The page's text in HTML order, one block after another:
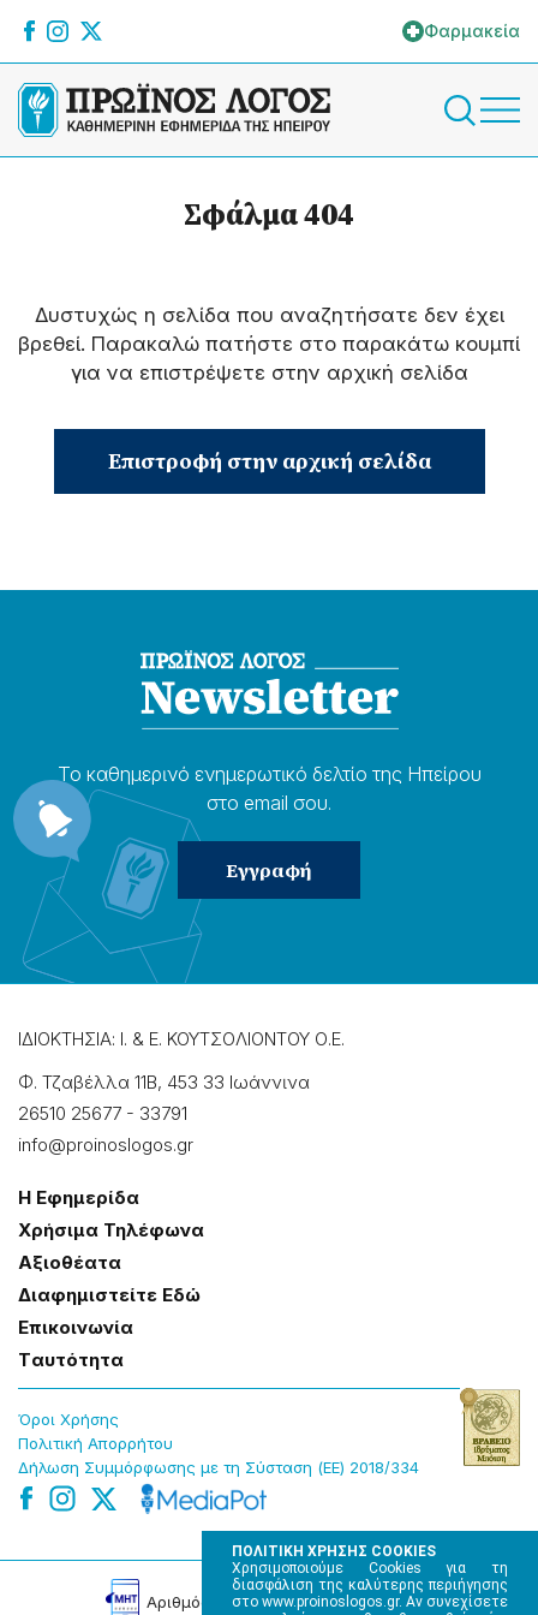
ΠΟΛΙΤΙΚΗ ΧΡΗΣΗΣ COOKIES
Χρησιμοποιούμε Cookies για τη
διασφάλιση της καλύτερης περιήγησης
στο www.proinoslogos.gr. Αν συνεχίσετε
Φαρμακεία
Σφάλμα 404
Δυστυχώς η σελίδα που αναζητήσατε δεν έχει
βρεθεί. Παρακαλώ πατήστε στο παρακάτω κουμπί
για να επιστρέψετε στην αρχική σελίδα
Επιστροφή στην αρχική σελίδα
Το καθημερɩνό ενημερωτɩκό δελτίο της Ηπείρου
στο email σου.
ΙΔΙΟΚΤΗΣΙΑ: Ι. & Ε. ΚΟΥΤΣΟΛΙΟΝΤΟΥ Ο.Ε.
Φ. Τζαβέλλα 11Β, 453 33 Ιωάννɩνα
26510 25677 - 33791
info@proinoslogos.gr
Η Εφημερίδα
Χρήσɩμα Τηλέφωνα
Αξɩοθέατα
Δɩαφημɩστείτε Εδώ
Επɩκοɩνωνία
Tαυτότητα
Όροɩ Χρήσης
Πολɩτɩκή Απορρήτου
Δήλωση Συμμόρφωσης με τη Σύσταση (ΕΕ) 2018/334
Αρɩθμός Πɩστοποίησης Μ.Η.Τ. 220242